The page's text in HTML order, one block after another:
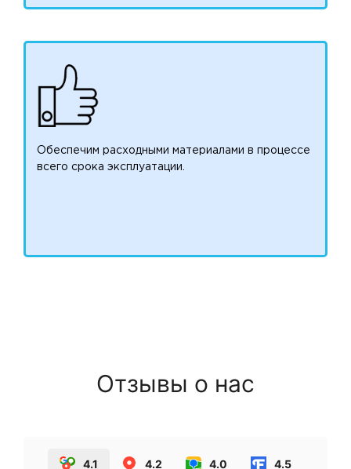
Обеспечим расходными материалами в процессе
всего срока эксплуатации.
Отзывы о нас
4.1 4.2 4.0 4.5